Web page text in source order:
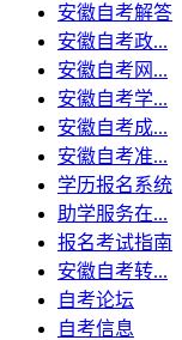
安徽自考解答
安徽自考政...
安徽自考网...
安徽自考学...
安徽自考成...
安徽自考准...
学历报名系统
助学服务在...
报名考试指南
安徽自考转...
自考论坛
自考信息